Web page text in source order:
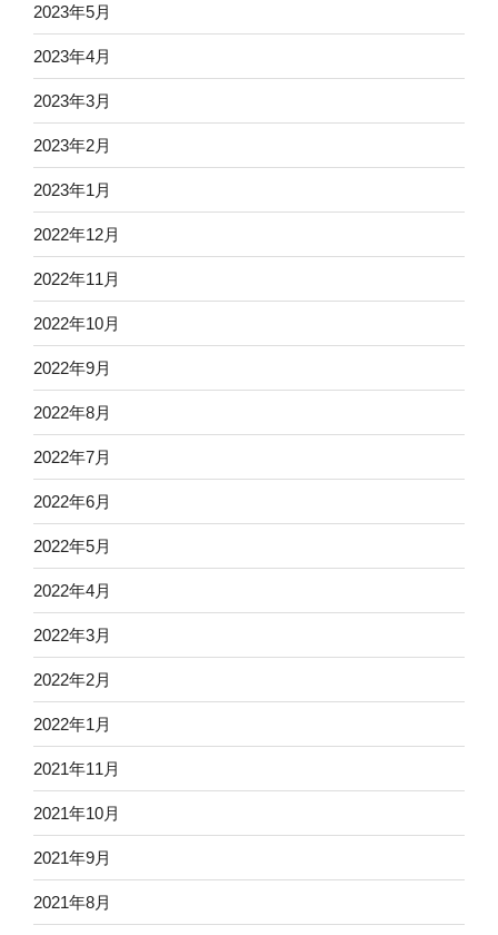
2023年5月
2023年4月
2023年3月
2023年2月
2023年1月
2022年12月
2022年11月
2022年10月
2022年9月
2022年8月
2022年7月
2022年6月
2022年5月
2022年4月
2022年3月
2022年2月
2022年1月
2021年11月
2021年10月
2021年9月
2021年8月